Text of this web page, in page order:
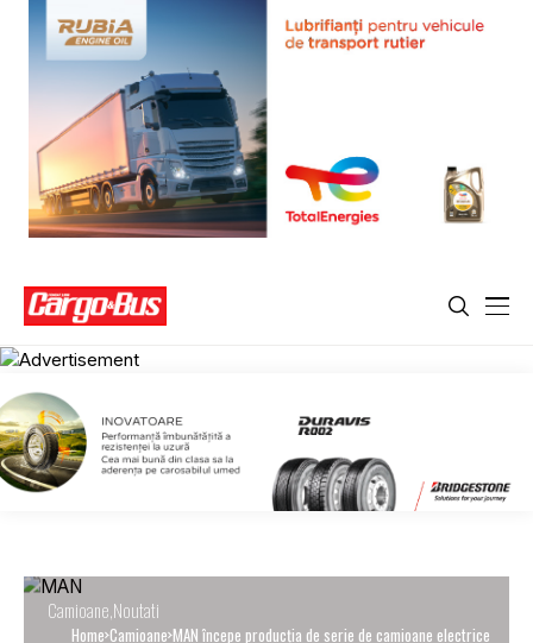
Home Camioane MAN începe producția de serie de camioane electrice
Camioane Noutati